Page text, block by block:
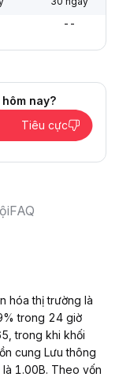
--
hôm nay?
Tiêu cực
FAQ
hóa thị trường là
trong 24 giờ
trong khi khối
cung Lưu thông
là 1.00B. Theo vốn